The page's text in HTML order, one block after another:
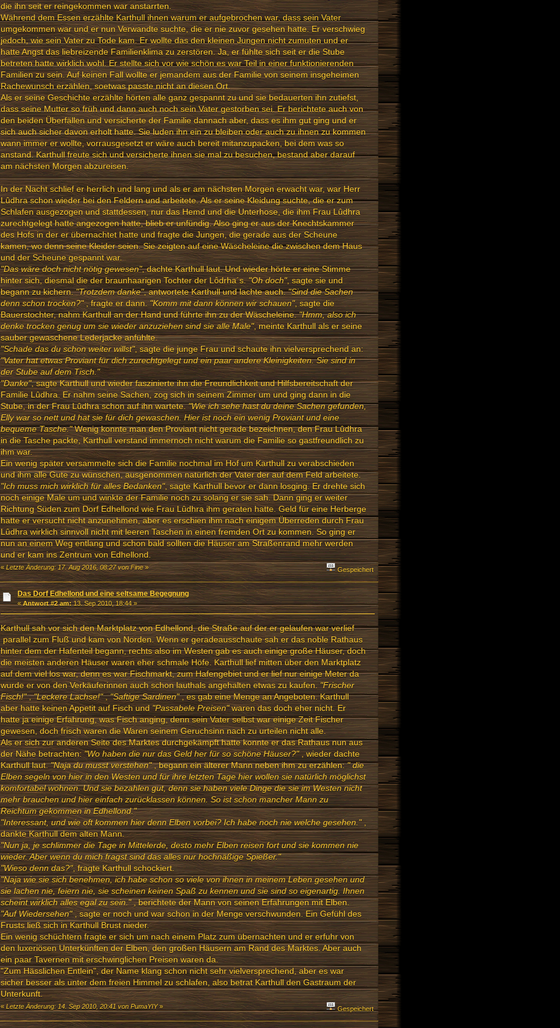
die ihn seit er reingekommen war anstarrten.
Während dem Essen erzählte Karthull ihnen warum er aufgebrochen war, dass sein Vater
umgekommen war und er nun Verwandte suchte, die er nie zuvor gesehen hatte. Er verschwieg
jedoch, wie sein Vater zu Tode kam. Er wollte das den kleinen Jungen nicht zumuten und er
hatte Angst das liebreizende Familienklima zu zerstören. Ja, er fühlte sich seit er die Stube
betreten hatte wirklich wohl. Er stellte sich vor wie schön es war Teil in einer funktionierenden
Familien zu sein. Auf keinen Fall wollte er jemandem aus der Familie von seinem insgeheimen
Rachewunsch erzählen, soetwas passte nicht an diesen Ort.
Als er seine Geschichte erzählte hörten alle ganz gespannt zu und sie bedauerten ihn zutiefst,
dass seine Mutter so früh und dann auch noch sein Vater gestorben sei. Er berichtete auch von
den beiden Überfällen und versicherte der Familie dannach aber, dass es ihm gut ging und er
sich auch sicher davon erholt hatte. Sie luden ihn ein zu bleiben oder auch zu ihnen zu kommen
wann immer er wollte, vorrausgesetzt er wäre auch bereit mitanzupacken, bei dem was so
anstand. Karthull freute sich und versicherte ihnen sie mal zu besuchen, bestand aber darauf
am nächsten Morgen abzureisen.
In der Nacht schlief er herrlich und lang und als er am nächsten Morgen erwacht war, war Herr
Lûdhra schon wieder bei den Feldern und arbeitete. Als er seine Kleidung suchte, die er zum
Schlafen ausgezogen und stattdessen, nur das Hemd und die Unterhose, die ihm Frau Lûdhra
zurechtgelegt hatte angezogen hatte, blieb er unfündig. Also ging er aus der Knechtskammer
des Hofs in der er übernachtet hatte und fragte die Jungen, die gerade aus der Scheune
kamen, wo denn seine Kleider seien. Sie zeigten auf eine Wäscheleine die zwischen dem Haus
und der Scheune gespannt war.
"Das wäre doch nicht nötig gewesen", dachte Karthull laut. Und wieder hörte er eine Stimme
hinter sich, diesmal die der braunhaarigen Tochter der Lôdrha´s."Oh doch", sagte sie und
begann zu kichern."Trotzdem danke", antwortete Karthull und lachte auch."Sind die Sachen
denn schon trocken?", fragte er dann."Komm mit dann können wir schauen", sagte die
Bauerstochter, nahm Karthull an der Hand und führte ihn zu der Wäscheleine."Hmm, also ich
denke trocken genug um sie wieder anzuziehen sind sie alle Male", meinte Karthull als er seine
sauber gewaschene Lederjacke anfühlte.
"Schade das du schon weiter willst", sagte die junge Frau und schaute ihn vielversprechend an:
"Vater hat etwas Proviant für dich zurechtgelegt und ein paar andere Kleinigkeiten. Sie sind in
der Stube auf dem Tisch."
"Danke", sagte Karthull und wieder faszinierte ihn die Freundlichkeit und Hilfsbereitschaft der
Familie Lûdhra. Er nahm seine Sachen, zog sich in seinem Zimmer um und ging dann in die
Stube, in der Frau Lûdhra schon auf ihn wartete."Wie ich sehe hast du deine Sachen gefunden,
Elly war so nett und hat sie für dich gewaschen. Hier ist noch ein wenig Proviant und eine
bequeme Tasche."Wenig konnte man den Proviant nicht gerade bezeichnen, den Frau Lûdhra
in die Tasche packte, Karthull verstand immernoch nicht warum die Familie so gastfreundlich zu
ihm war.
Ein wenig später versammelte sich die Familie nochmal im Hof um Karthull zu verabschieden
und ihm alle Gute zu wünschen, ausgenommen natürlich der Vater der auf dem Feld arbeitete.
"Ich muss mich wirklich für alles Bedanken", sagte Karthull bevor er dann losging. Er drehte sich
noch einige Male um und winkte der Familie noch zu solang er sie sah. Dann ging er weiter
Richtung Süden zum Dorf Edhellond wie Frau Lûdhra ihm geraten hatte. Geld für eine Herberge
hatte er versucht nicht anzunehmen, aber es erschien ihm nach einigem Überreden durch Frau
Lûdhra wirklich sinnvoll nicht mit leeren Taschen in einen fremden Ort zu kommen. So ging er
nun an einem Weg entlang und schon bald sollten die Häuser am Straßenrand mehr werden
und er kam ins Zentrum von Edhellond.
«Letzte Änderung: 17. Aug 2016, 08:27 von Fine» Gespeichert
Das Dorf Edhellond und eine seltsame Begegnung
«Antwort #2 am:13. Sep 2010, 18:44 »
Karthull sah vor sich den Marktplatz von Edhellond, die Straße auf der er gelaufen war verlief
parallel zum Fluß und kam von Norden. Wenn er geradeausschaute sah er das noble Rathaus
hinter dem der Hafenteil begann, rechts also im Westen gab es auch einige große Häuser, doch
die meisten anderen Häuser waren eher schmale Höfe. Karthull lief mitten über den Marktplatz
auf dem viel los war, denn es war Fischmarkt, zum Hafengebiet und er lief nur einige Meter da
wurde er von den Verkäuferinnen auch schon lauthals angehalten etwas zu kaufen."Frischer
Fisch!","Leckere Lachse!","Saftige Sardinen", es gab eine Menge an Angeboten. Karthull
aber hatte keinen Appetit auf Fisch und"Passabele Preisen"waren das doch eher nicht. Er
hatte ja einige Erfahrung, was Fisch anging, denn sein Vater selbst war einige Zeit Fischer
gewesen, doch frisch waren die Waren seinem Geruchsinn nach zu urteilen nicht alle.
Als er sich zur anderen Seite des Marktes durchgekämpft hatte konnte er das Rathaus nun aus
der Nähe betrachten:"Wo haben die nur das Geld her für so schöne Häuser?", wieder dachte
Karthull laut."Naja du musst verstehen", begann ein älterer Mann neben ihm zu erzählen:" die
Elben segeln von hier in den Westen und für ihre letzten Tage hier wollen sie natürlich möglichst
komfortabel wohnen. Und sie bezahlen gut, denn sie haben viele Dinge die sie im Westen nicht
mehr brauchen und hier einfach zurücklassen können. So ist schon mancher Mann zu
Reichtum gekommen in Edhellond."
"Interessant, und wie oft kommen hier denn Elben vorbei? Ich habe noch nie welche gesehen.",
dankte Karthull dem alten Mann.
"Nun ja, je schlimmer die Tage in Mittelerde, desto mehr Elben reisen fort und sie kommen nie
wieder. Aber wenn du mich fragst sind das alles nur hochnäßige Spießer."
"Wieso denn das?", fragte Karthull schockiert.
"Naja wie sie sich benehmen, ich habe schon so viele von ihnen in meinem Leben gesehen und
sie lachen nie, feiern nie, sie scheinen keinen Spaß zu kennen und sie sind so eigenartig. Ihnen
scheint wirklich alles egal zu sein.", berichtete der Mann von seinen Erfahrungen mit Elben.
"Auf Wiedersehen", sagte er noch und war schon in der Menge verschwunden. Ein Gefühl des
Frusts ließ sich in Karthull Brust nieder.
Ein wenig schüchtern fragte er sich um nach einem Platz zum übernachten und er erfuhr von
den luxeriösen Unterkünften der Elben, den großen Häusern am Rand des Marktes. Aber auch
ein paar Tavernen mit erschwinglichen Preisen waren da.
"Zum Hässlichen Entlein", der Name klang schon nicht sehr vielversprechend, aber es war
sicher besser als unter dem freien Himmel zu schlafen, also betrat Karthull den Gastraum der
Unterkunft.
«Letzte Änderung: 14. Sep 2010, 20:41 von PumaYIY» Gespeichert